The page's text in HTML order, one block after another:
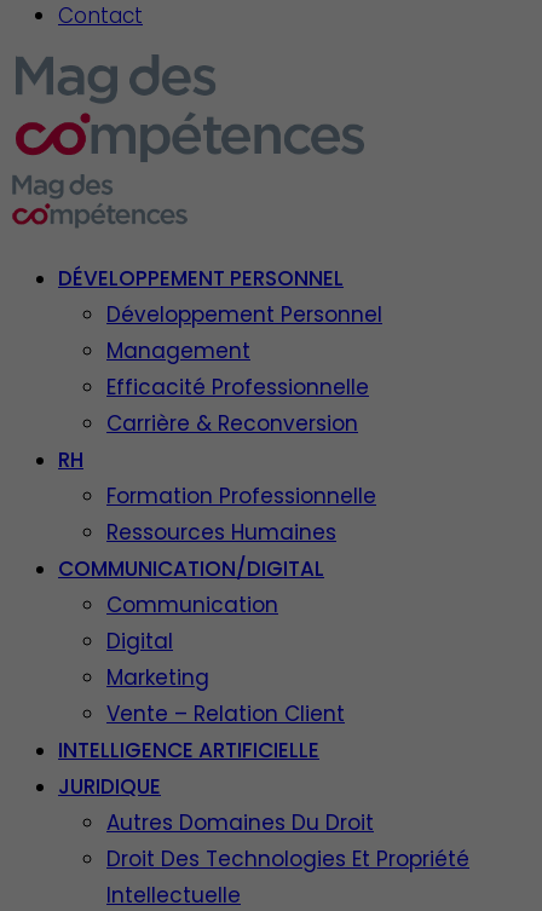
Contact
DÉVELOPPEMENT PERSONNEL
Développement Personnel
Management
Efficacité Professionnelle
Carrière & Reconversion
RH
Formation Professionnelle
Ressources Humaines
COMMUNICATION/DIGITAL
Communication
Digital
Marketing
Vente – Relation Client
INTELLIGENCE ARTIFICIELLE
JURIDIQUE
Autres Domaines Du Droit
Droit Des Technologies Et Propriété
Intellectuelle